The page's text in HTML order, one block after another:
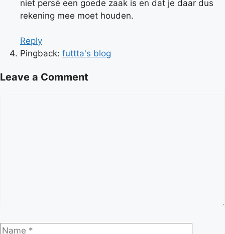
niet persé een goede zaak is en dat je daar dus
rekening mee moet houden.
Reply
Pingback: futtta's blog
Leave a Comment
Name